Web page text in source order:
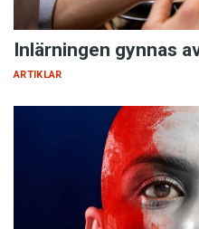
Inlärningen gynnas
ARTIKLAR